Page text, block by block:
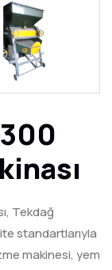
Tekdağ
standartlarıyla
makinesi, yem